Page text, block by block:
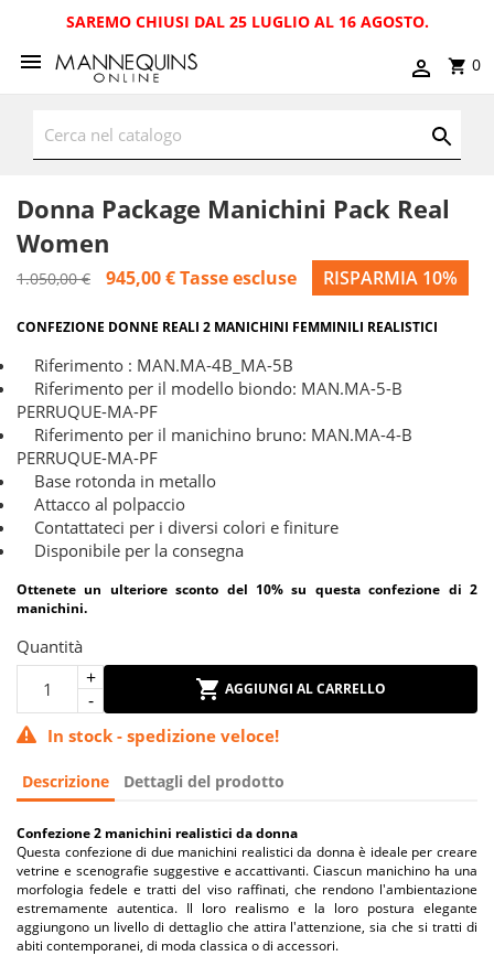
SAREMO CHIUSI DAL 25 LUGLIO AL 16 AGOSTO.
0
Donna Package Manichini Pack Real
Women
1.050,00 € 945,00 €Tasse escluse RISPARMIA 10%
CONFEZIONE DONNE REALI 2 MANICHINI FEMMINILI REALISTICI
Riferimento : MAN.MA-4B_MA-5B
Riferimento per il modello biondo: MAN.MA-5-B
PERRUQUE-MA-PF
Riferimento per il manichino bruno: MAN.MA-4-B
PERRUQUE-MA-PF
Base rotonda in metallo
Attacco al polpaccio
Contattateci per i diversi colori e finiture
Disponibile per la consegna
Ottenete un ulteriore sconto del 10% su questa confezione di 2
manichini.
Quantità
AGGIUNGI AL CARRELLO
In stock - spedizione veloce!
Descrizione Dettagli del prodotto
Confezione 2 manichini realistici da donna
Questa confezione di due manichini realistici da donna è ideale per creare
vetrine e scenografie suggestive e accattivanti. Ciascun manichino ha una
morfologia fedele e tratti del viso raffinati, che rendono l'ambientazione
estremamente autentica. Il loro realismo e la loro postura elegante
aggiungono un livello di dettaglio che attira l'attenzione, sia che si tratti di
abiti contemporanei, di moda classica o di accessori.